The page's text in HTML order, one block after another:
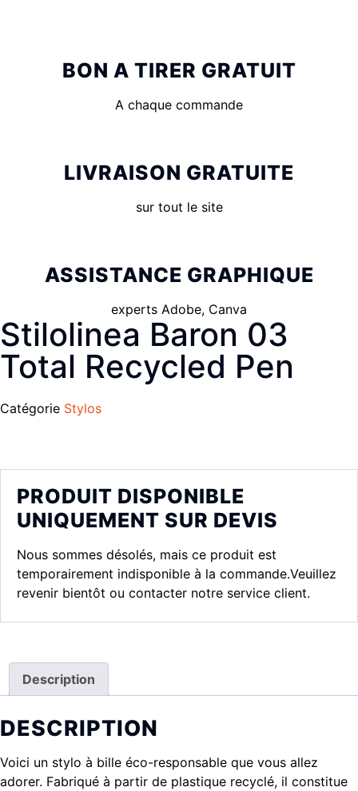
BON A TIRER GRATUIT
A chaque commande
LIVRAISON GRATUITE
sur tout le site
ASSISTANCE GRAPHIQUE
experts Adobe, Canva
Stilolinea Baron 03
Total Recycled Pen
Catégorie Stylos
PRODUIT DISPONIBLE
UNIQUEMENT SUR DEVIS
Nous sommes désolés, mais ce produit est
temporairement indisponible à la commande.Veuillez
revenir bientôt ou contacter notre service client.
Description
DESCRIPTION
Voici un stylo à bille éco-responsable que vous allez
adorer. Fabriqué à partir de plastique recyclé, il constitue